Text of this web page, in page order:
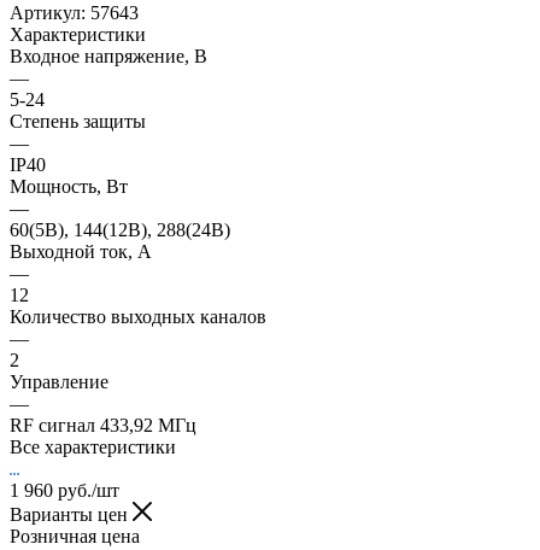
Артикул: 57643
Характеристики
Входное напряжение, В
—
5-24
Степень защиты
—
IP40
Мощность, Вт
—
60(5В), 144(12В), 288(24В)
Выходной ток, А
—
12
Количество выходных каналов
—
2
Управление
—
RF сигнал 433,92 МГц
Все характеристики
1 960 руб./шт
Варианты цен
Розничная цена